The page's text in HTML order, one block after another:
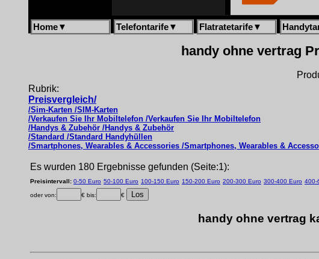
Home▼ Telefontarife▼ Flatratetarife▼
handy ohne vertrag
Rubrik:
Preisvergleich/
/Sim-Karten /SIM-Karten
/Verkaufen Sie Ihr Mobiltelefon /Verkaufen Sie Ihr Mobiltelefon
/Handys & Zubehör /Handys & Zubehör
/Standard /Standard Handyhüllen
/Smartphones, Wearables & Accessories /Smartphones, Wearables &
Es wurden 180 Ergebnisse gefunden (Seite:1):
Preisintervall: 0-50 Euro 50-100 Euro 100-150 Euro 150-200 Euro 200-300 Euro 300-400 Euro 400-
oder von: € bis: €
handy ohne vertrag